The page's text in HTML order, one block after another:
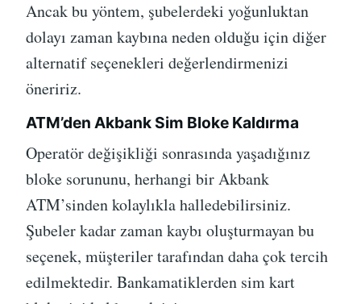
Ancak bu yöntem, şubelerdeki yoğunluktan
dolayı zaman kaybına neden olduğu için diğer
alternatif seçenekleri değerlendirmenizi
öneririz.
ATM’den Akbank Sim Bloke Kaldırma
Operatör değişikliği sonrasında yaşadığınız
bloke sorununu, herhangi bir Akbank
ATM’sinden kolaylıkla halledebilirsiniz.
Şubeler kadar zaman kaybı oluşturmayan bu
seçenek, müşteriler tarafından daha çok tercih
edilmektedir. Bankamatiklerden sim kart